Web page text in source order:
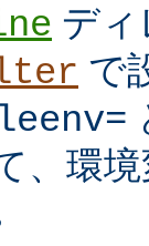
デ
で
、環